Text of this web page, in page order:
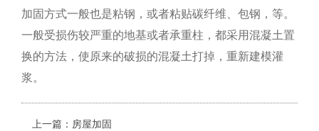
加固方式一般也是粘钢，或者粘贴碳纤维、包钢，等。
一般受损伤较严重的地基或者承重柱，都采用混凝土置
换的方法，使原来的破损的混凝土打掉，重新建模灌
浆。
上一篇： 房屋加固